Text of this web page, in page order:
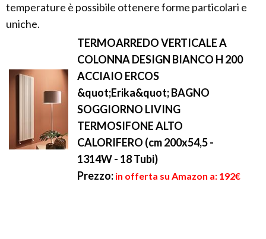
temperature è possibile ottenere forme particolari e
uniche.
TERMOARREDO VERTICALE A
COLONNA DESIGN BIANCO H 200
ACCIAIO ERCOS
&quot;Erika&quot; BAGNO
SOGGIORNO LIVING
TERMOSIFONE ALTO
CALORIFERO (cm 200x54,5 -
1314W - 18 Tubi)
Prezzo: in offerta su Amazon a: 192€